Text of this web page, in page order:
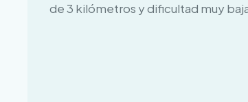
de 3 kilómetros y dificultad muy